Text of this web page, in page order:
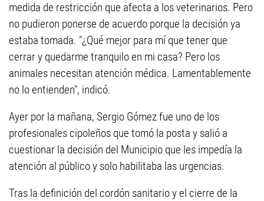
medida de restricción que afecta a los veterinarios. Pero
no pudieron ponerse de acuerdo porque la decisión ya
estaba tomada. "¿Qué mejor para mí que tener que
cerrar y quedarme tranquilo en mi casa? Pero los
animales necesitan atención médica. Lamentablemente
no lo entienden", indicó.
Ayer por la mañana, Sergio Gómez fue uno de los
profesionales cipoleños que tomó la posta y salió a
cuestionar la decisión del Municipio que les impedía la
atención al público y solo habilitaba las urgencias.
Tras la definición del cordón sanitario y el cierre de la